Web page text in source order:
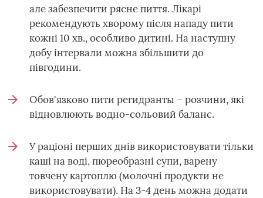
але забезпечити рясне пиття. Лікарі
рекомендують хворому після нападу пити
кожні 10 хв., особливо дитині. На наступну
добу інтервали можна збільшити до
півгодини.
Обов'язково пити регидранты – розчини, які
відновлюють водно-сольовий баланс.
У раціоні перших днів використовувати тільки
каші на воді, пюреобразні супи, варену
товчену картоплю (молочні продукти не
використовувати). На 3-4 день можна додати